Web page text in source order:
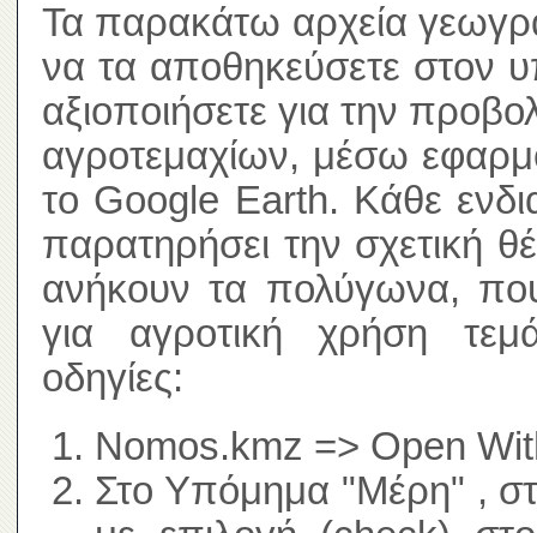
Τα παρακάτω αρχεία
να τα αποθηκεύσετε στον
αξιοποιήσετε για την
αγροτεμαχίων, μέσω
το Google Earth. Κάθε
παρατηρήσει την σχετική
ανήκουν τα πολύγωνα,
για αγροτική χρήση
οδηγίες:
Nomos.kmz => Open
Στο Υπόμημα "Μέρη" ,